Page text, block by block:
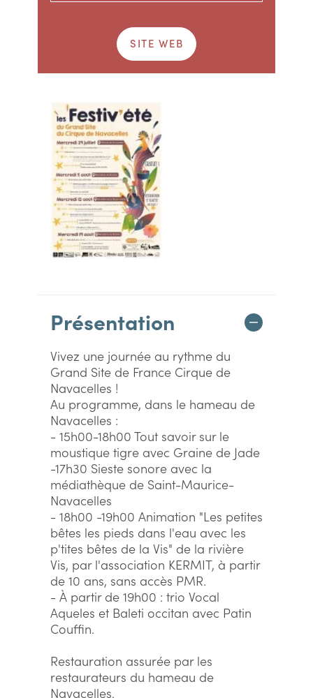
SITE WEB
Présentation
Vivez une journée au rythme du
Grand Site de France Cirque de
Navacelles !
Au programme, dans le hameau de
Navacelles :
- 15h00-18h00 Tout savoir sur le
moustique tigre avec Graine de Jade
-17h30 Sieste sonore avec la
médiathèque de Saint-Maurice-
Navacelles
- 18h00 -19h00 Animation "Les petites
bêtes les pieds dans l'eau avec les
p'tites bêtes de la Vis" de la rivière
Vis, par l'association KERMIT, à partir
de 10 ans, sans accès PMR.
- À partir de 19h00 : trio Vocal
Aqueles et Baleti occitan avec Patin
Couffin.
Restauration assurée par les
restaurateurs du hameau de
Navacelles.